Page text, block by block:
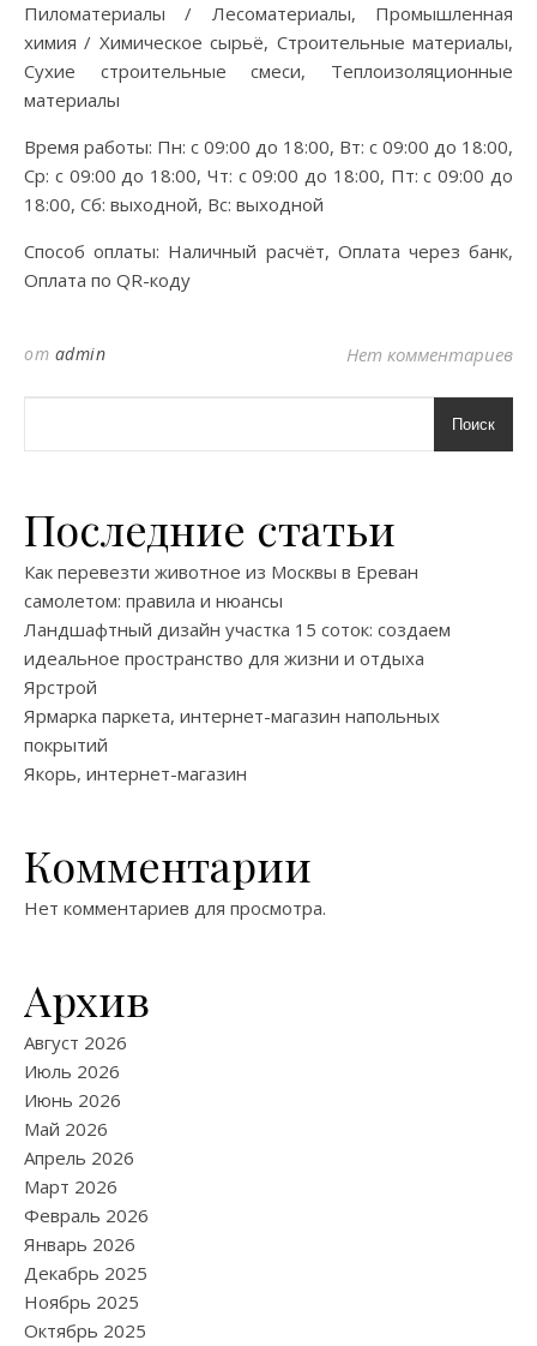
Пиломатериалы / Лесоматериалы, Промышленная
химия / Химическое сырьё, Строительные материалы,
Сухие строительные смеси, Теплоизоляционные
материалы
Время работы: Пн: с 09:00 до 18:00, Вт: с 09:00 до 18:00,
Ср: с 09:00 до 18:00, Чт: с 09:00 до 18:00, Пт: с 09:00 до
18:00, Сб: выходной, Вс: выходной
Способ оплаты: Наличный расчёт, Оплата через банк,
Оплата по QR-коду
от admin Нет комментариев
Поиск
Последние статьи
Как перевезти животное из Москвы в Ереван
самолетом: правила и нюансы
Ландшафтный дизайн участка 15 соток: создаем
идеальное пространство для жизни и отдыха
Ярстрой
Ярмарка паркета, интернет-магазин напольных
покрытий
Якорь, интернет-магазин
Комментарии
Нет комментариев для просмотра.
Архив
Август 2026
Июль 2026
Июнь 2026
Май 2026
Апрель 2026
Март 2026
Февраль 2026
Январь 2026
Декабрь 2025
Ноябрь 2025
Октябрь 2025